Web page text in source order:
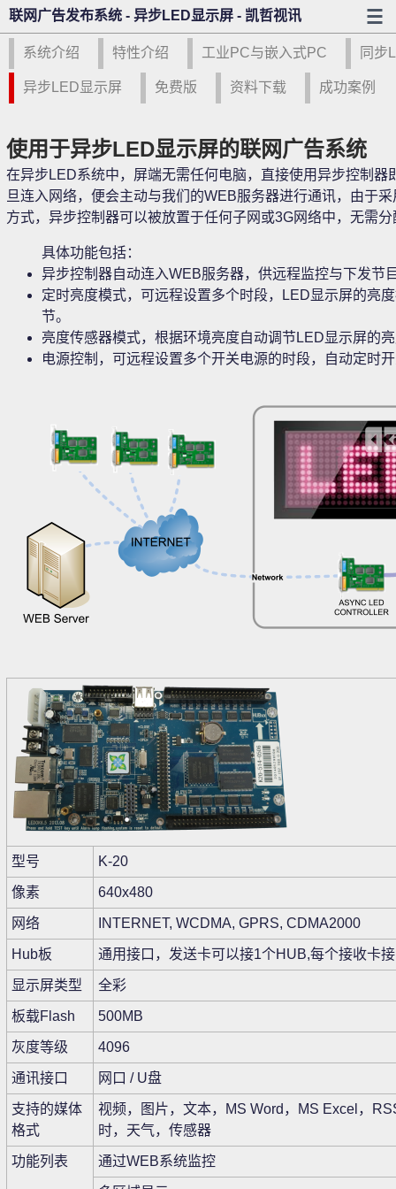
联网广告发布系统 - 异步LED显示屏 - 凯哲视讯
系统介绍 特性介绍 工业PC与嵌入式PC 同步
异步LED显示屏 免费版 资料下载 成功案例
使用于异步LED显示屏的联网广告系统
在异步LED系统中，屏端无需任何电脑，直接使用异步控制器
旦连入网络，便会主动与我们的WEB服务器进行通讯，由于
方式，异步控制器可以被放置于任何子网或3G网络中，无需
具体功能包括：
异步控制器自动连入WEB服务器，供远程监控与下发节
定时亮度模式，可远程设置多个时段，LED显示屏的亮
节。
亮度传感器模式，根据环境亮度自动调节LED显示屏的
电源控制，可远程设置多个开关电源的时段，自动定时
型号 K-20
像素 640x480
网络 INTERNET, WCDMA, GPRS, CDMA2000
Hub板 通用接口，发送卡可以接1个HUB,每个接收卡
显示屏类型 全彩
板载Flash 500MB
灰度等级 4096
通讯接口 网口 / U盘
支持的媒体
格式
视频，图片，文本，MS Word，MS Excel，
时，天气，传感器
功能列表 通过WEB系统监控